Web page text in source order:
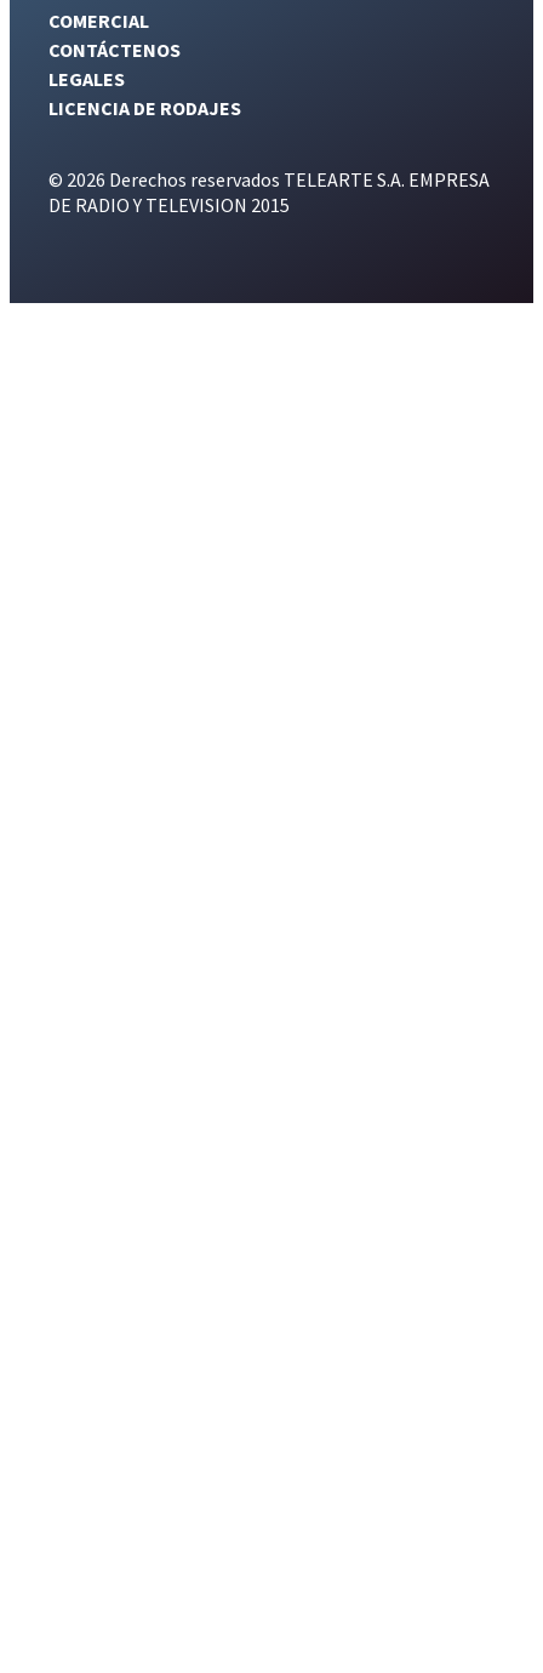
COMERCIAL
CONTÁCTENOS
LEGALES
LICENCIA DE RODAJES
© 2026 Derechos reservados TELEARTE S.A. EMPRESA
DE RADIO Y TELEVISION 2015